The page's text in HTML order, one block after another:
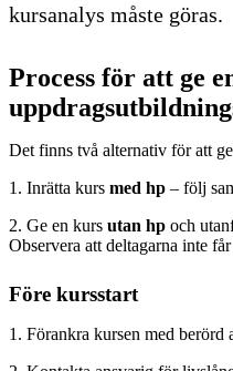
kursanalys måste göras.
Process för att ge
Det finns två alternativ för att
1. Inrätta kurs med hp – följ
2. Ge en kurs utan hp och
Observera att deltagarna inte
Före kursstart
1. Förankra kursen med berörd